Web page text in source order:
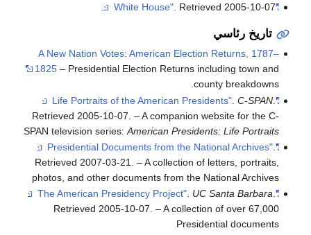
"White House"
. Retrieved 2005-10-07
تاريخ رئاسي
A New Nation Votes: American Election Returns, 1787–
1825– Presidential Election Returns including town and
county breakdowns.
"Life Portraits of the American Presidents"
. C-SPAN.
Retrieved 2005-10-07 – A companion website for the C-
SPAN television series: American Presidents: Life Portraits
"Presidential Documents from the National Archives"
.
Retrieved 2007-03-21
– A collection of letters, portraits,
photos, and other documents from the National Archives
"The American Presidency Project"
. UC Santa Barbara.
Retrieved 2005-10-07. – A collection of over 67,000
Presidential documents